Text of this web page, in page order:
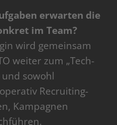
erwarten die
im Team?
wird gemeinsam
weiter zum „Tech-
sowohl
Recruiting-
Kampagnen